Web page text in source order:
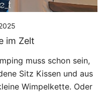
im Zelt
muss schon sein,
Sitz Kissen und aus
Wimpelkette. Oder